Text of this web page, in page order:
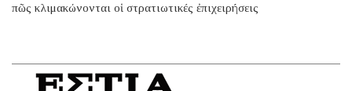
πῶς κλιμακώνονται οἱ στρατιωτικές ἐπιχειρήσεις